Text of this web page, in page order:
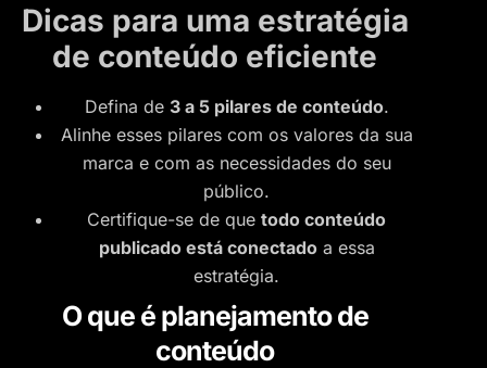
Dicas para uma estratégia
de conteúdo eficiente
Defina de 3 a 5 pilares de conteúdo.
Alinhe esses pilares com os valores da sua
marca e com as necessidades do seu
público.
Certifique-se de que todo conteúdo
publicado está conectadoa essa
estratégia.
O que é planejamento de
conteúdo